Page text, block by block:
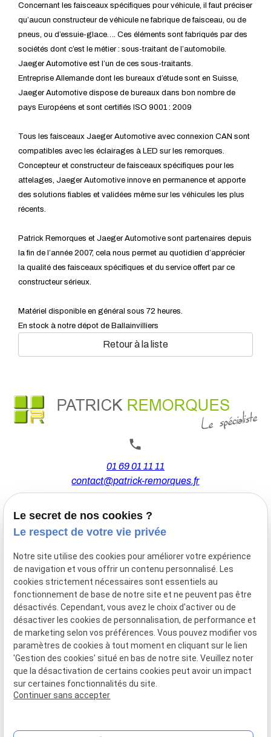
Concernant les faisceaux spécifiques pour véhicule, il faut préciser
qu’aucun constructeur de véhicule ne fabrique de faisceau, ou de
pneus, ou d’essuie-glace…. Ces éléments sont fabriqués par des
sociétés dont c’est le métier : sous-traitant de l’automobile.
Jaeger Automotive est l’un de ces sous-traitants.
Entreprise Allemande dont les bureaux d’étude sont en Suisse,
Jaeger Automotive dispose de bureaux dans bon nombre de
pays Européens et sont certifiés ISO 9001 : 2009
Tous les faisceaux Jaeger Automotive avec connexion CAN sont
compatibles avec les éclairages à LED sur les remorques.
Concepteur et constructeur de faisceaux spécifiques pour les
attelages, Jaeger Automotive innove en permanence et apporte
des solutions fiables et validées même sur les véhicules les plus
récents.
Patrick Remorques et Jaeger Automotive sont partenaires depuis
la fin de l’année 2007, cela nous permet au quotidien d’apprécier
la qualité des faisceaux spécifiques et du service offert par ce
constructeur sérieux.
Matériel disponible en général sous 72 heures.
En stock à notre dépot de Ballainvilliers
Retour à la liste
01 69 01 11 11
contact@patrick-remorques.fr
44 Avenue de la Division Leclerc
91160 BALLAINVILLIERS
Du Mardi au Samedi
De 9h00 à 12h30 et de 13h30 à 18h00
Le Lundi sur rendez-vous.
Mentions
légales
Politique de
confidentialité
Gestion
des
cookies
Plan du
site
Siret :77556328100028
Le secret de nos cookies ?
Le respect de votre vie privée
Notre site utilise des cookies pour améliorer votre expérience
de navigation et vous offrir un contenu personnalisé. Les
cookies strictement nécessaires sont essentiels au
fonctionnement de base de notre site et ne peuvent pas être
désactivés. Cependant, vous avez le choix d'activer ou de
désactiver les cookies de personnalisation, de performance et
de marketing selon vos préférences. Vous pouvez modifier vos
paramètres de cookies à tout moment en cliquant sur le lien
'Gestion des cookies' situé en bas de notre site. Veuillez noter
que la désactivation de certains cookies peut avoir un impact
sur certaines fonctionnalités du site.
Continuer sans accepter